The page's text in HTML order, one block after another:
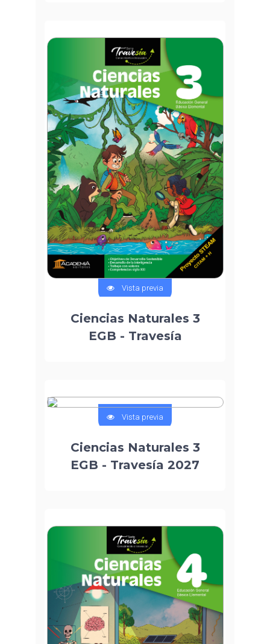
Vista previa
Ciencias Naturales 3
EGB - Travesía
Vista previa
Ciencias Naturales 3
EGB - Travesía 2027